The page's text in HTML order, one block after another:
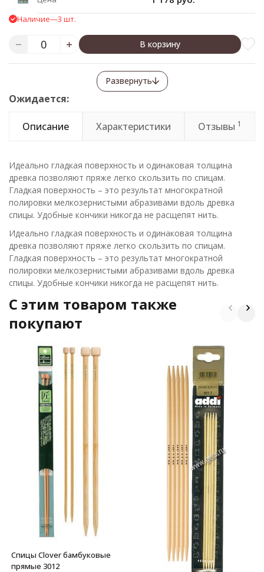
Наличие—3 шт.
В корзину
Развернуть
Ожидается:
Описание Характеристики Отзывы 1
Идеально гладкая поверхность и одинаковая толщина
древка позволяют пряже легко скользить по спицам.
Гладкая поверхность – это результат многократной
полировки мелкозернистыми абразивами вдоль древка
спицы. Удобные кончики никогда не расщепят нить.
Идеально гладкая поверхность и одинаковая толщина
древка позволяют пряже легко скользить по спицам.
Гладкая поверхность – это результат многократной
полировки мелкозернистыми абразивами вдоль древка
спицы. Удобные кончики никогда не расщепят нить.
C этим товаром также
покупают
Спицы Clover бамбуковые
прямые 3012